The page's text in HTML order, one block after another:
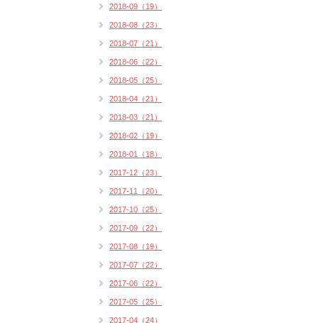
2018-09（19）
2018-08（23）
2018-07（21）
2018-06（22）
2018-05（25）
2018-04（21）
2018-03（21）
2018-02（19）
2018-01（18）
2017-12（23）
2017-11（20）
2017-10（25）
2017-09（22）
2017-08（19）
2017-07（22）
2017-06（22）
2017-05（25）
2017-04（24）